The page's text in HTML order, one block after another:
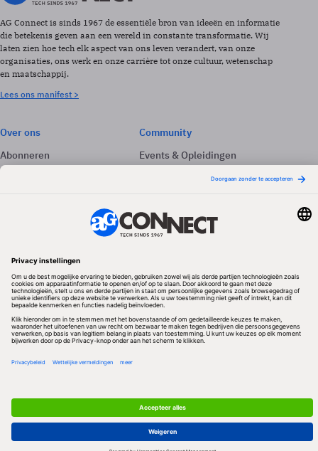
AG Connect is sinds 1967 de essentiële bron van ideeën en informatie
die betekenis geven aan een wereld in constante transformatie. Wij
laten zien hoe tech elk aspect van ons leven verandert, van onze
organisaties, ons werk en onze carrière tot onze cultuur, wetenschap
en maatschappij.
Lees ons manifest >
Over ons
Abonneren
Adverteren
Community
Events & Opleidingen
Volg ons
Redactionele partner
Algemene Voorwaarden & Copyrights